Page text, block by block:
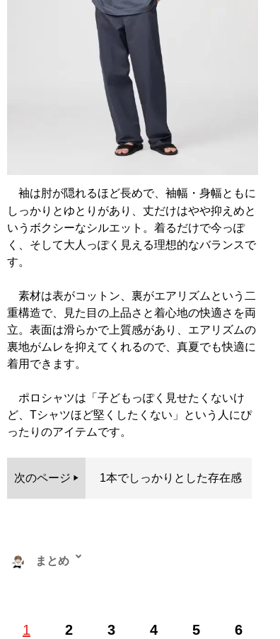
袖は肘が隠れるほど長めで、袖幅・身幅ともに
しっかりとゆとりがあり、丈だけはやや抑えめと
いうボクシーなシルエット。着るだけで今っぽ
く、そして大人っぽく見える理想的なバランスで
す。
素材は表がコットン、裏がエアリズムという二
重構造で、見た目の上品さと着心地の快適さを両
立。表面は滑らかで上質感があり、エアリズムの
裏地がムレを抑えてくれるので、真夏でも快適に
着用できます。
ポロシャツは「子どもっぽく見せたくないけ
ど、Tシャツほど堅くしたくない」という人にぴ
ったりのアイテムです。
次のページ 1本でしっかりとした存在感
1 2 3 4 5 6
まとめ
ップ、古着、ウェブメディアなどアパレルに関する多彩